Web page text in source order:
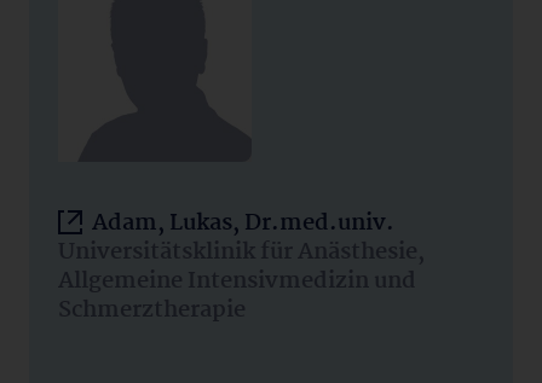
Adam, Lukas, Dr.med.univ.
Universitätsklinik für Anästhesie,
Allgemeine Intensivmedizin und
Schmerztherapie